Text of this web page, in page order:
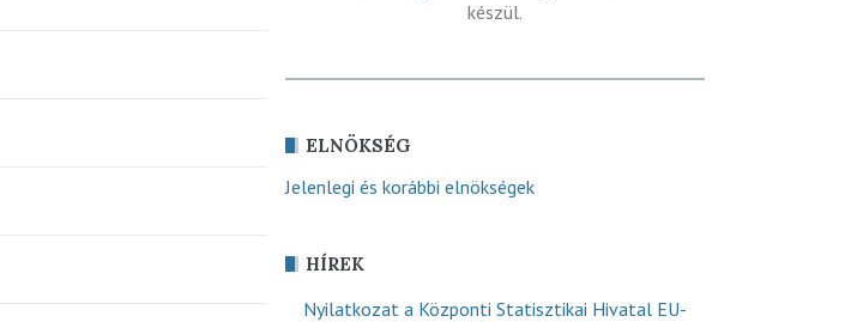
készül.
ELNÖKSÉG
Jelenlegi és korábbi elnökségek
HÍREK
Nyilatkozat a Központi Statisztikai Hivatal EU-